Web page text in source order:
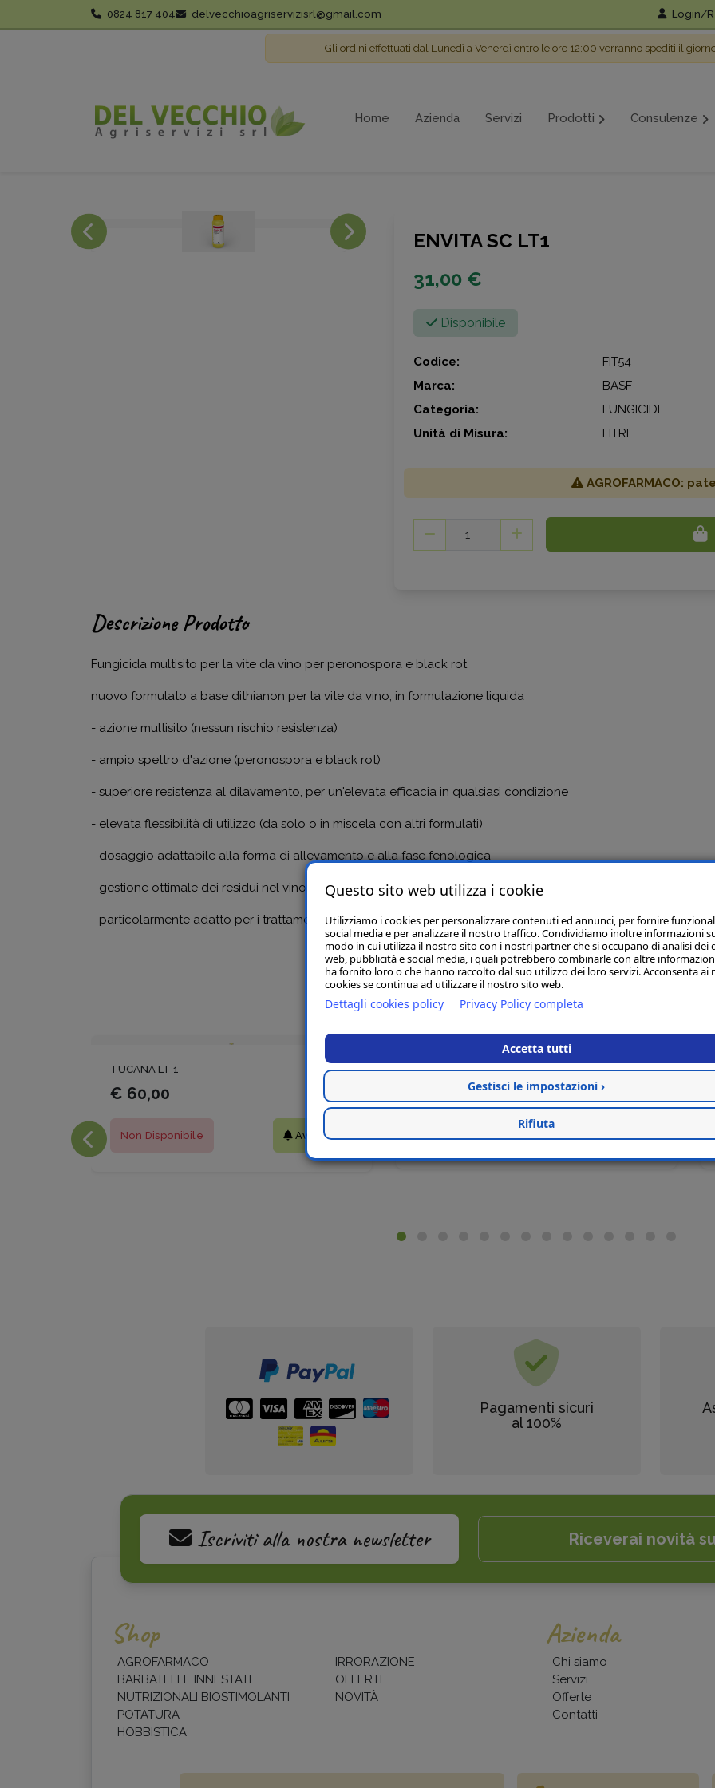
0824 817 404 delvecchioagriservizisrl@gmail.com Login/
Gli ordini effettuati dal Lunedì a Venerdì entro le ore 12:00 verranno spediti il
Home Azienda Servizi Prodotti Consulenze
ENVITA SC LT1
31,00 €
Disponibile
Codice:
FIT54
Marca:
BASF
Categoria:
FUNGICIDI
Unità di Misura:
LITRI
AGROFARMACO:
Descrizione Prodotto
Fungicida multisito per la vite da vino per peronospora e black rot
nuovo formulato a base dithianon per la vite da vino, in formulazione liquida
- azione multisito (nessun rischio resistenza)
- ampio spettro d'azione (peronospora e black rot)
- superiore resistenza al dilavamento, per un'elevata efficacia in qualsiasi condizione
- elevata flessibilità di utilizzo (da solo o in miscela con altri formulati)
- dosaggio adattabile alla forma di allevamento e alla fase fenologica
- gestione ottimale dei residui nel vino
- particolarmente adatto per i trattamenti di apertura di inizio stagione
Articoli Correlati
TUCANA LT 1
€ 60,00
Non Disponibile Avvisami
ZORVEC VINABRIA LT.5
€ 160,00
Pagamenti sicuri
al 100%
Iscriviti alla nostra newsletter Riceverai novità
Shop
AGROFARMACO
BARBATELLE INNESTATE
NUTRIZIONALI BIOSTIMOLANTI
POTATURA
HOBBISTICA
IRRORAZIONE
OFFERTE
NOVITÀ
Azienda
Chi siamo
Servizi
Offerte
Contatti
Questo sito web utilizza i cookie
Utilizziamo i cookies per personalizzare contenuti ed annunci, per fornire
social media e per analizzare il nostro traffico. Condividiamo inoltre informazioni
modo in cui utilizza il nostro sito con i nostri partner che si occupano di analisi dei
web, pubblicità e social media, i quali potrebbero combinarle con altre
ha fornito loro o che hanno raccolto dal suo utilizzo dei loro servizi. Acconsenta ai
cookies se continua ad utilizzare il nostro sito web.
Dettagli cookies policy Privacy Policy completa
Accetta tutti
Gestisci le impostazioni ›
Rifiuta